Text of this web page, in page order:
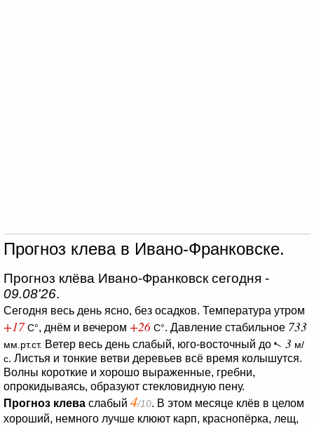
Прогноз клева в Ивано-Франковске.
Прогноз клёва Ивано-Франковск сегодня -
09.08'26.
Сегодня весь день ясно, без осадков. Температура утром
+17 C°, днём и вечером +26 C°. Давление стабильное 733
мм.рт.ст. Ветер весь день слабый, юго-восточный до 3 м/
с. Листья и тонкие ветви деревьев всё время колышутся.
Волны короткие и хорошо выраженные, гребни,
опрокидываясь, образуют стекловидную пену.
Прогноз клева слабый 4/10. В этом месяце клёв в целом
хороший, немного лучше клюют карп, краснопёрка, лещ,